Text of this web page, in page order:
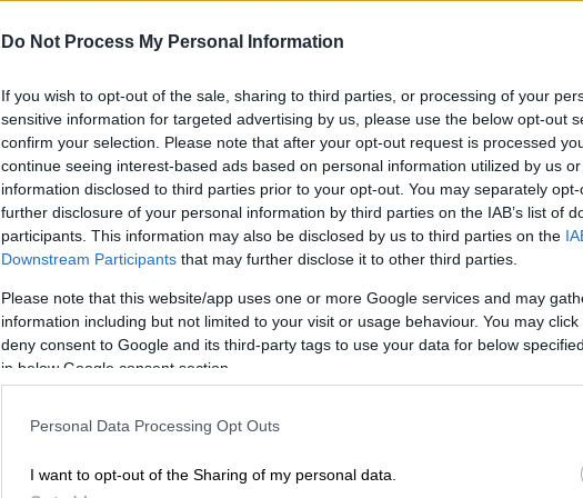
Do Not Process My Personal Information
If you wish to opt-out of the sale, sharing to third parties, or processing of your
sensitive information for targeted advertising by us, please use the below opt-out
confirm your selection. Please note that after your opt-out request is processed
continue seeing interest-based ads based on personal information utilized by us
information disclosed to third parties prior to your opt-out. You may separately
further disclosure of your personal information by third parties on the IAB’s list of
participants. This information may also be disclosed by us to third parties on the
Downstream Participants that may further disclose it to other third parties.
Please note that this website/app uses one or more Google services and may
information including but not limited to your visit or usage behaviour. You may
deny consent to Google and its third-party tags to use your data for below
in below Google consent section.
Personal Data Processing Opt Outs
I want to opt-out of the Sharing of my personal data.
δίδυμα που χάθηκαν στο Μάτι
δημιουργηθεί σελίδα στο Facebook η
οποία ονομάζεται «Το Πάρκο της
Σοφίας και της Βασιλικής»
Ελλάδα |23.07.2025 06:50
Τραγωδία στο Μάτι, 7 χρόνια μετά:
Οι 104 νεκροί που ουρλιάζουν
ακόμη για δικαίωση μέσω των
συγγενών τους
Με τον χρόνο να πιέζει, αφού σε έναν
της παραγραφής